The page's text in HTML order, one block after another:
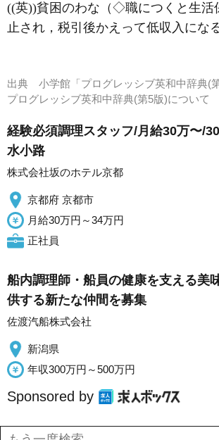
((英))貧困のわな（◇職につくと生活
止され，税引後かえって低収入にな
出典 小学館「プログレッシブ英和中辞典(第
プログレッシブ英和中辞典(第5版)につい
経験必須調理スタッフ/月給30万〜/
水小路
株式会社坂のホテル京都
京都府 京都市
月給30万円～34万円
正社員
船内調理師・船員の健康を支える美
供する新たな仲間を募集
佐渡汽船株式会社
新潟県
年収300万円～500万円
Sponsored by